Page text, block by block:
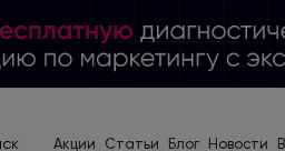
Акции Статьи Блог Новости